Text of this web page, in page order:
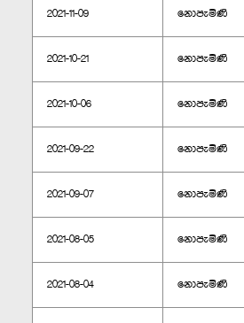
2021-11-09 නොපැමිණි
2021-10-21 නොපැමිණි
2021-10-06 නොපැමිණි
2021-09-22 නොපැමිණි
2021-09-07 නොපැමිණි
2021-08-05 නොපැමිණි
2021-08-04 නොපැමිණි